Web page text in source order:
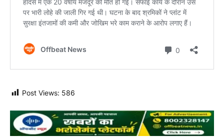
Post Views: 586